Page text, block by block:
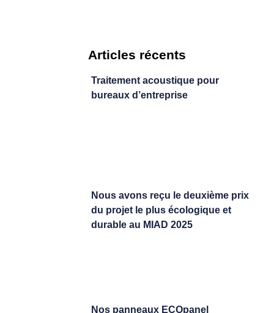
Articles récents
Traitement acoustique pour
bureaux d’entreprise
Nous avons reçu le deuxième prix
du projet le plus écologique et
durable au MIAD 2025
Nos panneaux ECOpanel